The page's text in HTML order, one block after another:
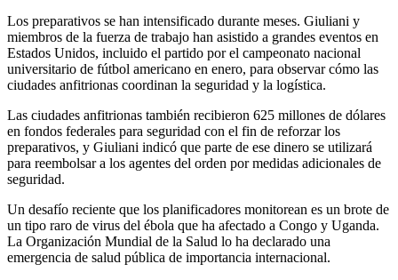
Los preparativos se han intensificado durante meses. Giuliani y
miembros de la fuerza de trabajo han asistido a grandes eventos en
Estados Unidos, incluido el partido por el campeonato nacional
universitario de fútbol americano en enero, para observar cómo las
ciudades anfitrionas coordinan la seguridad y la logística.
Las ciudades anfitrionas también recibieron 625 millones de dólares
en fondos federales para seguridad con el fin de reforzar los
preparativos, y Giuliani indicó que parte de ese dinero se utilizará
para reembolsar a los agentes del orden por medidas adicionales de
seguridad.
Un desafío reciente que los planificadores monitorean es un brote de
un tipo raro de virus del ébola que ha afectado a Congo y Uganda.
La Organización Mundial de la Salud lo ha declarado una
emergencia de salud pública de importancia internacional.